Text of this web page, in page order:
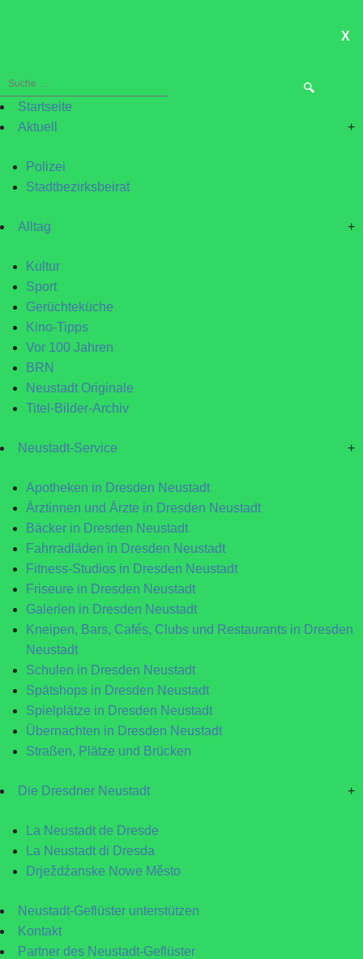
X
Suche
nach:Startseite
Aktuell
+
Polizei
Stadtbezirksbeirat
Alltag +
Kultur
Sport
Gerüchteküche
Kino-Tipps
Vor 100 Jahren
BRN
Neustadt Originale
Titel-Bilder-Archiv
Neustadt-Service +
Apotheken in Dresden Neustadt
Ärztinnen und Ärzte in Dresden Neustadt
Bäcker in Dresden Neustadt
Fahrradläden in Dresden Neustadt
Fitness-Studios in Dresden Neustadt
Friseure in Dresden Neustadt
Galerien in Dresden Neustadt
Kneipen, Bars, Cafés, Clubs und Restaurants in Dresden
Neustadt
Schulen in Dresden Neustadt
Spätshops in Dresden Neustadt
Spielplätze in Dresden Neustadt
Übernachten in Dresden Neustadt
Straßen, Plätze und Brücken
Die Dresdner Neustadt +
La Neustadt de Dresde
La Neustadt di Dresda
Drježdźanske Nowe Město
Neustadt-Geflüster unterstützen
Kontakt
Partner des Neustadt-Geflüster